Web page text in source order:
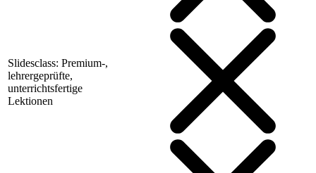
Slidesclass: Premium-,
lehrergeprüfte,
unterrichtsfertige
Lektionen